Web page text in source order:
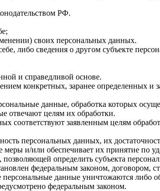
РФ.
своих персональных данных.
либо сведения о другом субъекте
и справедливой основе.
конкретных, заранее определенных и
данные, обработка которых
отвечают целям их обработки.
соответствуют заявленным целям
персональных данных, их
и/или обеспечивает их принятие по
определить субъекта
федеральным законом, договором,
данные уничтожаются либо
федеральным законом.